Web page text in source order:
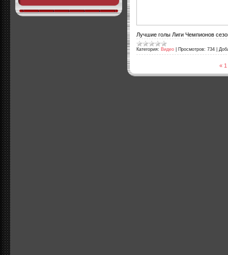
Лучшие голы Лиги Чемпионов
Категория: Видео Просмотров: 734
« 1